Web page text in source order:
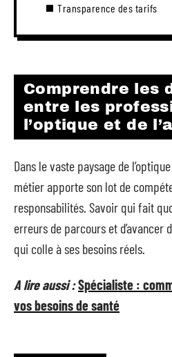
Transparence des tarifs
Comprendre les
entre les
l’optique et de
Dans le vaste paysage de
métier apporte son lot de
responsabilités. Savoir qui fait
erreurs de parcours et
qui colle à ses besoins réels.
A lire aussi :Spécialiste :
vos besoins de santé